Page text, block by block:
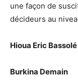
une façon de
décideurs au
Hioua Eric Bassolé
Burkina Demain